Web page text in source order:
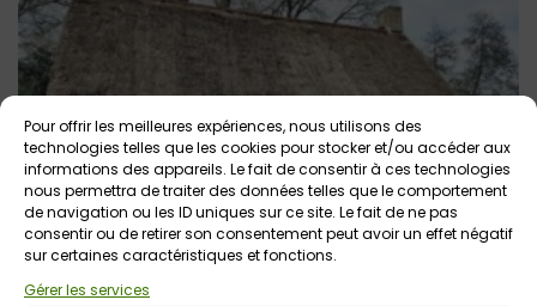
Pour offrir les meilleures expériences, nous utilisons des
technologies telles que les cookies pour stocker et/ou accéder aux
informations des appareils. Le fait de consentir à ces technologies
nous permettra de traiter des données telles que le comportement
de navigation ou les ID uniques sur ce site. Le fait de ne pas
consentir ou de retirer son consentement peut avoir un effet négatif
sur certaines caractéristiques et fonctions.
Gérer les services
10 août 2026 > 16 août 2026
Visite guidée des chaumières à l’Ecomusée du
Pays d’Auray